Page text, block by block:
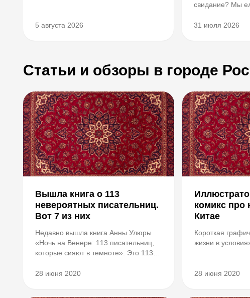
5 августа 2026
свидание? Мы
31 июля 2026
Статьи и обзоры в городе
Вышла книга о 113
невероятных писательниц.
Вот 7 из них
Недавно вышла книга Анны Улюры
«Ночь на Венере: 113 писательниц,
которые сияют в темноте». Это 113
разных уголков мира. Каждая из этих
28 июня 2020
комикс про
Китае
Короткая
жизни в
28 июня 2020